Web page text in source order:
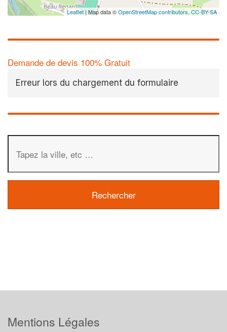
Leaflet| Map data ©OpenStreetMap contributors, CC-BY-SA
Demande de devis 100% Gratuit
Erreur lors du chargement du formulaire
Mentions Légales